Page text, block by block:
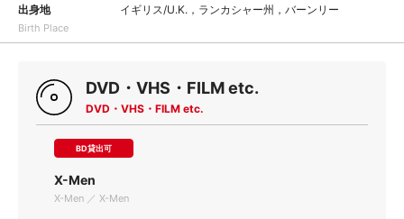
出身地
Birth Place
イギリス/U.K.，ランカシャー州，バーンリー
DVD・VHS・FILM etc.
DVD・VHS・FILM etc.
BD貸出可
X-Men
X-Men ／ X-Men